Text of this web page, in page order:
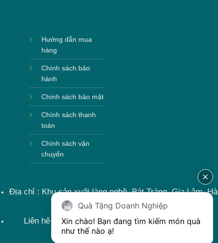
Hướng dẫn mua
hàng
Chính sách bảo
hành
Chính sách bảo mật
Chính sách thanh
toán
Chính sách vận
chuyển
Địa chỉ : Khu sản xuất làng nghề, Bát Tràng, Gia Lâm, Hà
Nội, Việt Nam
Liên hệ : 0915599363 Email: lienhe@khoqua.vn
Quà Tặng Doanh Nghiệp
Xin chào! Bạn đang tìm kiếm món quà
như thế nào ạ!